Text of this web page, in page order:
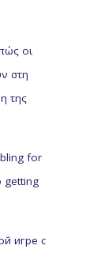
οι
στη
της
for
getting
игре с